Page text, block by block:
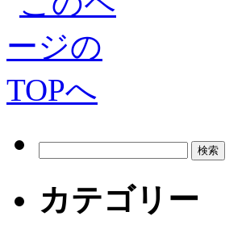
カテゴリー